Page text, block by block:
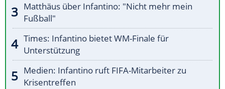
Matthäus über Infantino: "Nicht mehr mein
Fußball"
Times: Infantino bietet WM-Finale für
Unterstützung
Medien: Infantino ruft FIFA-Mitarbeiter zu
Krisentreffen